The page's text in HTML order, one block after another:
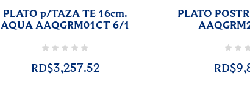
PLATO p/TAZA TE 16cm.
AQUA AAQGRM01CT 6/1
RD$3,257.52
PLATO